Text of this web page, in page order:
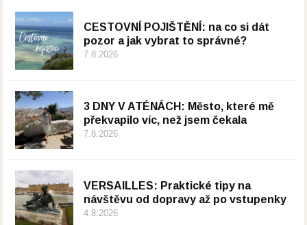
CESTOVNÍ POJIŠTĚNÍ: na co si dát
pozor a jak vybrat to správné?
7.8.2026
3 DNY V ATÉNÁCH: Město, které mě
překvapilo víc, než jsem čekala
7.8.2026
VERSAILLES: Praktické tipy na
návštěvu od dopravy až po vstupenky
4.8.2026